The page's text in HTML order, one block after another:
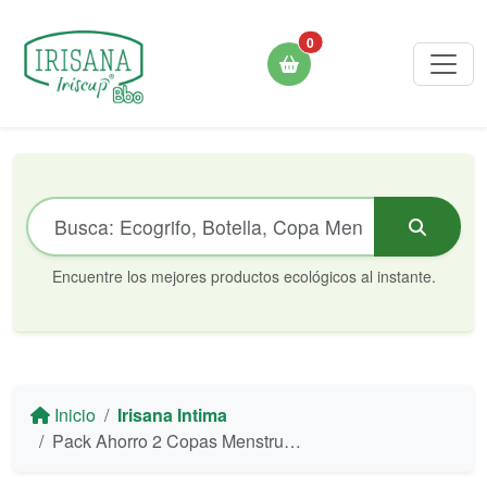
0
Encuentre los mejores productos ecológicos al instante.
Inicio
Irisana Intima
Pack Ahorro 2 Copas Menstruales - Rosa y Transparente